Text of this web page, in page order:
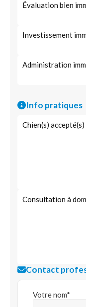
Évaluation bien
Investissement
Administration
Info pratiques
Chien(s) accepté(s)
Consultation à
Contact
Votre nom*